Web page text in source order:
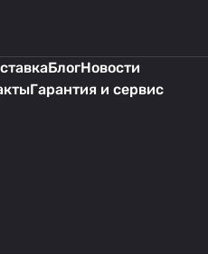
БлогНовости
Гарантия и сервис